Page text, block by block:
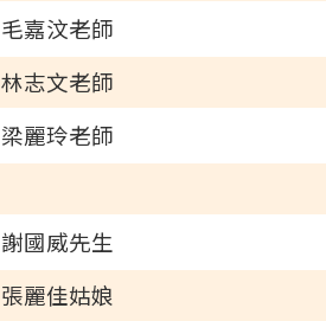
毛嘉汶老師
林志文老師
梁麗玲老師
謝國威先生
張麗佳姑娘